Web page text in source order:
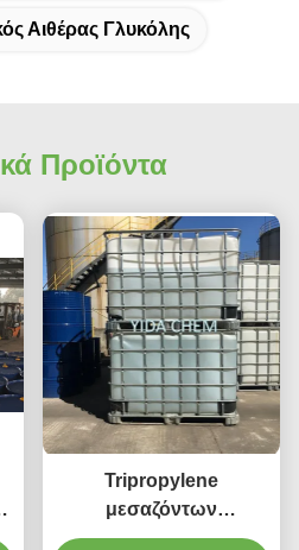
Αιθέρας Γλυκόλης
Προϊόντα
Tripropylene
μεσαζόντων
συνθέσεων υλικός